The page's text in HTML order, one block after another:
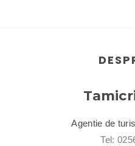
Agentie de
Tel: